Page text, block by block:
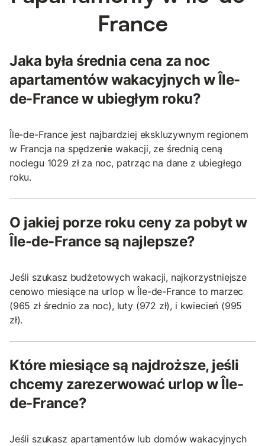
France
Jaka była średnia cena za noc
apartamentów wakacyjnych w Île-
de-France w ubiegłym roku?
Île-de-France jest najbardziej ekskluzywnym regionem
w Francja na spędzenie wakacji, ze średnią ceną
noclegu 1029 zł za noc, patrząc na dane z ubiegłego
roku.
O jakiej porze roku ceny za pobyt w
Île-de-France są najlepsze?
Jeśli szukasz budżetowych wakacji, najkorzystniejsze
cenowo miesiące na urlop w Île-de-France to marzec
(965 zł średnio za noc), luty (972 zł), i kwiecień (995
zł).
Które miesiące są najdroższe, jeśli
chcemy zarezerwować urlop w Île-
de-France?
Jeśli szukasz apartamentów lub domów wakacyjnych